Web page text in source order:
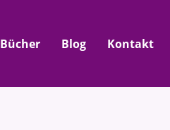
Bücher Blog Kontakt